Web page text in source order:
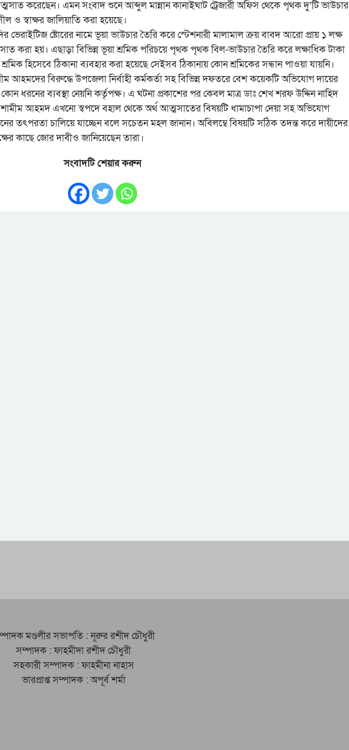
করেছেন। এমন সংবাদ শুনে আব্দুল মান্নান কানাইঘাট ট্রেজারী অফিস থেকে পৃথক দু’টি ভাউচার
ও স্বাক্ষর জালিয়াতি করা হয়েছে।
ভেরাইটিজ ষ্টোরের নামে ভূয়া ভাউচার তৈরি করে স্টেশনারী মালামাল ক্রয় বাবদ আরো প্রায় ১ লক্ষ
করা হয়। এছাড়া বিভিন্ন ভূয়া শ্রমিক পরিচয়ে পৃথক পৃথক বিল-ভাউচার তৈরি করে লক্ষাধিক টাকা
হিসেবে ঠিকানা ব্যবহার করা হয়েছে সেইসব ঠিকানায় কোন শ্রমিকের সন্ধান পাওয়া যায়নি।
আহমদের বিরুদ্ধে উপজেলা নির্বাহী কর্মকর্তা সহ বিভিন্ন দফতরে বেশ কয়েকটি অভিযোগ দায়ের
ধরনের ব্যবস্থা নেয়নি কর্তৃপক্ষ। এ ঘটনা প্রকাশের পর কেবল মাত্র ডাঃ শেখ শরফ উদ্দিন নাহিদ
আহমদ এখনো স্বপদে বহাল থেকে অর্থ আত্মসাতের বিষয়টি ধামাচাপা দেয়া সহ অভিযোগ
তৎপরতা চালিয়ে যাচ্ছেন বলে সচেতন মহল জানান। অবিলম্বে বিষয়টি সঠিক তদন্ত করে দায়ীদের
কাছে জোর দাবীও জানিয়েছেন তারা।
সংবাদটি শেয়ার করুন
মণ্ডলীর সভাপতি : নূরুর রশীদ চৌধুরী
সম্পাদক : ফাহমীদা রশীদ চৌধুরী
সহকারী সম্পাদক : ফাহমীনা নাহাস
ভারপ্রাপ্ত সম্পাদক : অপূর্ব শর্মা